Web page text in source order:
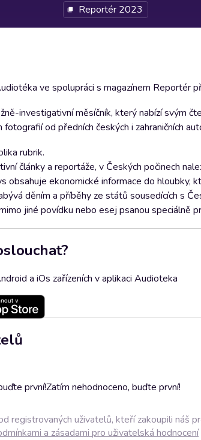
Reportér 2023
ve spolupráci s magazínem Reportér
investigativní měsíčník, který nabízí svým
od předních českých i zahraničních
rubrik.
články a reportáže, v Českých počinech
obsahuje ekonomické informace do hloubky,
děním a příběhy ze států sousedících s
jiné povídku nebo esej psanou speciálně
a iOs zařízeních v aplikaci Audioteka
první!Zatím nehodnoceno, buďte první!
registrovaných uživatelů, kteří zakoupili náš
a zásadami pro uživatelská hodnocení